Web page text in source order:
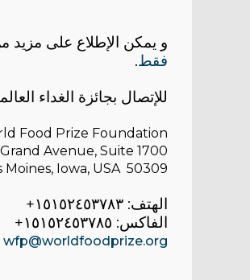
و يمكن الإطلاع على مزيد
.فقط
للإتصال بجائزة الغداء
Food Prize Foundation
Avenue, Suite 1700
Moines, Iowa, USA 50309
الهتف: ١٥١٥٢٤٥٣٧٨٣+
الفاكس: ١٥١٥٢٤٥٣٧٨٥+
wfp@worldfoodprize.org